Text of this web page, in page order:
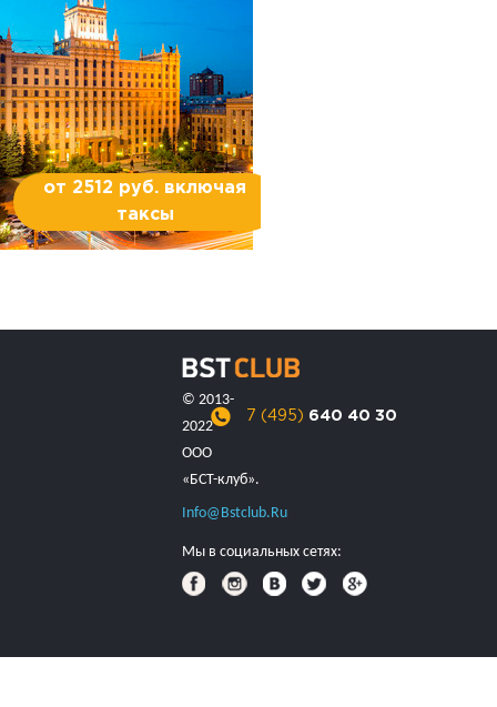
от 2512 руб. включая
таксы
7 (495) 640 40 30
© 2013-
2022
ООО
«БСТ-клуб».
Info@bstclub.ru
Мы в социальных сетях: